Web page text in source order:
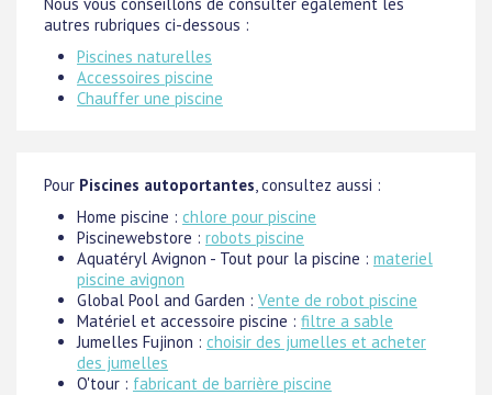
autres rubriques ci-dessous :
Piscines naturelles
Accessoires piscine
Chauffer une piscine
Pour Piscines autoportantes , consultez aussi :
Home piscine : chlore pour piscine
Piscinewebstore : robots piscine
Aquatéryl Avignon - Tout pour la piscine : materiel
piscine avignon
Global Pool and Garden : Vente de robot piscine
Matériel et accessoire piscine : filtre a sable
Jumelles Fujinon : choisir des jumelles et acheter
des jumelles
O'tour : fabricant de barrière piscine